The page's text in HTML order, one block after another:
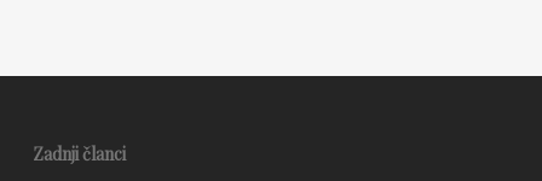
Zadnji članci